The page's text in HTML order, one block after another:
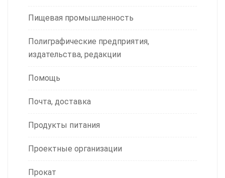
Пищевая промышленность
Полиграфические предприятия,
издательства, редакции
Помощь
Почта, доставка
Продукты питания
Проектные организации
Прокат